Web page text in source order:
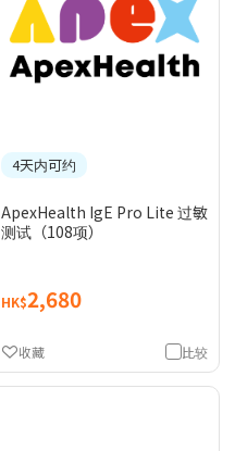
4天内可约
ApexHealth IgE Pro Lite 过敏
测试（108项）
HK$2,680
比较
收藏